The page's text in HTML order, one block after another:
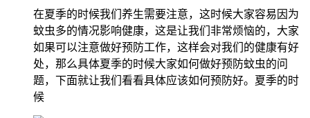
在夏季的时候我们养生需要注意，这时候大家容易因为
蚊虫多的情况影响健康，这是让我们非常烦恼的，大家
如果可以注意做好预防工作，这样会对我们的健康有好
处，那么具体夏季的时候大家如何做好预防蚊虫的问
题，下面就让我们看看具体应该如何预防好。夏季的时
候